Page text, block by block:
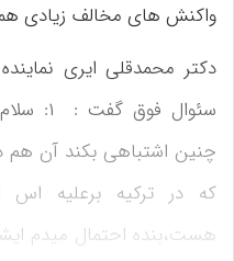
واکنش های مخالف زیادی
دکتر محمدقلی ایری
سئوال
چنین اشتباهی بکند آن هم
که در ترکیه برعلیه اس
هست،بنده احتمال میدم